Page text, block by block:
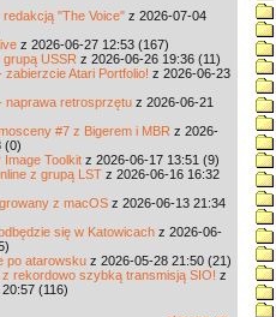
redakcją "The Voice" z 2026-07-04
z 2026-06-27 12:53 (167)
USSR z 2026-06-26 19:36 (11)
zabierzcie Atari Portfolio! z 2026-06-23
naprawa retrosprzętu z 2026-06-21
#7 z Bigerem i MBR z 2026-
(0)
Image Toolkit z 2026-06-17 13:51 (9)
z grupą LST z 2026-06-16 16:32
z macOS z 2026-06-13 21:34
się w Katowicach z 2026-06-
po atarowsku z 2026-05-28 21:50 (21)
rekordowo szybką transmisją SIO! z
(116)